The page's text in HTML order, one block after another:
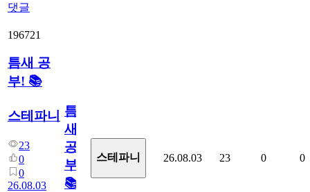
댓글
196721
틈새 공
부! 📚
스테파니
23
0
0
26.08.03
틈
새
공
부!
📚
스테파니 26.08.03 23 0 0